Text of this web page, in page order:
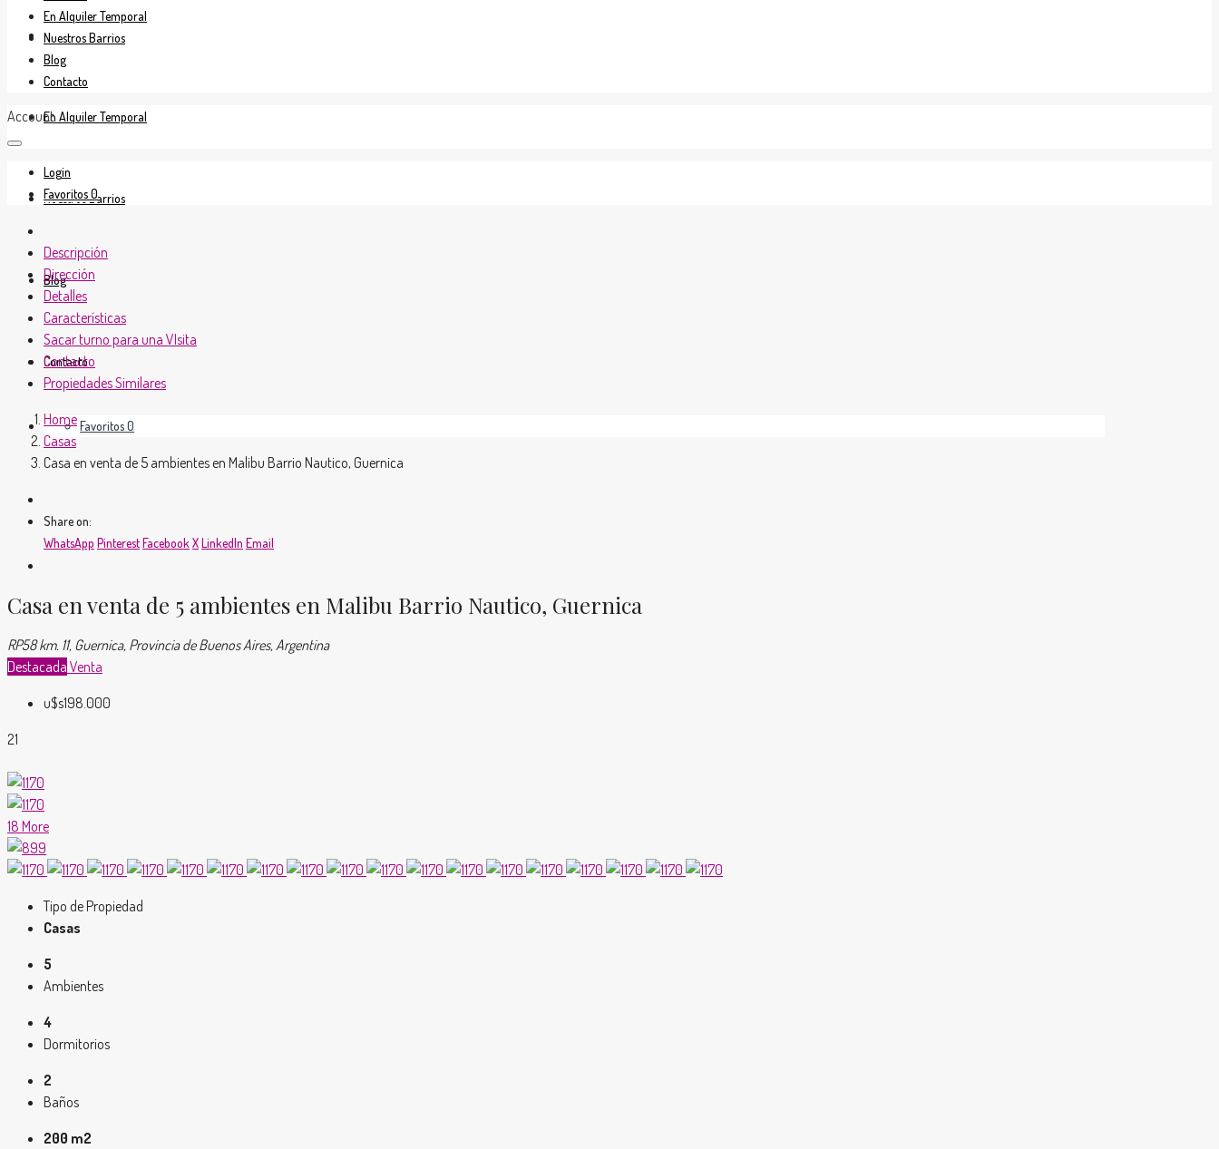
En Venta
En Alquiler Temporal
Nuestros Barrios
Blog
Contacto
Favoritos0
En Alquiler Temporal
Nuestros Barrios
Blog
Contacto
Account
Login
Favoritos0
Descripción
Dirección
Detalles
Características
Sacar turno para una VIsita
Contacto
Propiedades Similares
Home
Casas
Casa en venta de 5 ambientes en Malibu Barrio Nautico, Guernica
Share on:
WhatsApp PinterestFacebook XLinkedIn Email
Casa en venta de 5 ambientes en Malibu Barrio Nautico, Guernica
RP58 km. 11, Guernica, Provincia de Buenos Aires, Argentina
Destacada Venta
u$s198.000
21
18 More
Tipo de Propiedad
Casas
5
Ambientes
4
Dormitorios
2
Baños
200 m2